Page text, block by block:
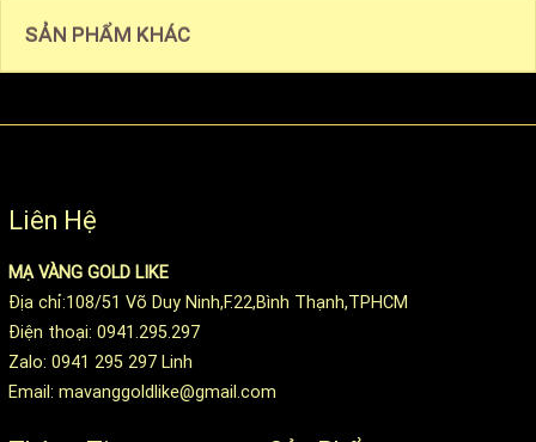
SẢN PHẨM KHÁC
Liên Hệ
MẠ VÀNG GOLD LIKE
Địa chỉ:108/51 Võ Duy Ninh,F.22,Bình Thạnh,TPHCM
Điện thoại: 0941.295.297
Zalo: 0941 295 297 Linh
Email: mavanggoldlike@gmail.com